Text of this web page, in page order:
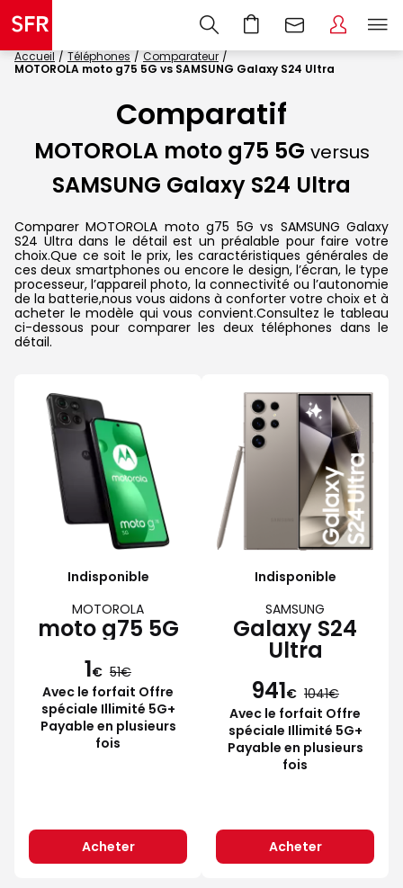
Accueil Téléphones
Comparateur
MOTOROLA moto g75 5G vs SAMSUNG Galaxy S24 Ultra
Comparatif
MOTOROLA moto g75 5G versus
SAMSUNG Galaxy S24 Ultra
Comparer MOTOROLA moto g75 5G vs SAMSUNG Galaxy
S24 Ultra dans le détail est un préalable pour faire votre
choix.Que ce soit le prix, les caractéristiques générales de
ces deux smartphones ou encore le design, l’écran, le type
processeur, l’appareil photo, la connectivité ou l’autonomie
de la batterie,nous vous aidons à conforter votre choix et à
acheter le modèle qui vous convient.Consultez le tableau
ci-dessous pour comparer les deux téléphones dans le
détail.
Indisponible
MOTOROLA
moto g75 5G
1€ 51
Avec le forfait Offre
spéciale Illimité 5G+
Payable en plusieurs
fois
Acheter
Indisponible
SAMSUNG
Galaxy S24
Ultra
941€ 1041
Avec le forfait Offre
spéciale Illimité 5G+
Payable en plusieurs
fois
Acheter